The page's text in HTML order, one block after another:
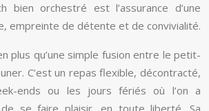
bien orchestré est l’assurance d’une
empreinte de détente et de convivialité.
plus qu’une simple fusion entre le petit-
C’est un repas flexible, décontracté,
ends ou les jours fériés où l’on a
se faire plaisir, en toute liberté. Sa